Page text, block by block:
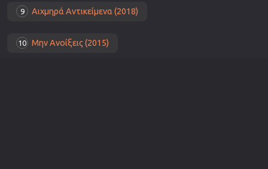
9 Αιχμηρά Αντικείμενα (2018)
10 Μην Ανοίξεις (2015)